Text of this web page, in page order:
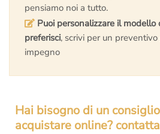
pensiamo noi a tutto.
Puoi personalizzare il modello
preferisci, scrivi per un
impegno
Hai bisogno di un
acquistare online?